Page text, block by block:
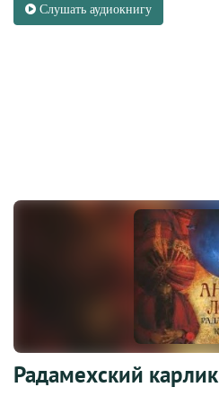
Слушать аудиокнигу
Радамехский карлик